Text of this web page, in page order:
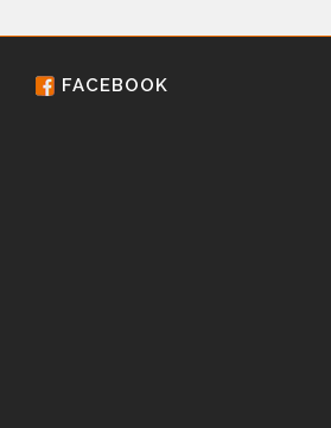
FACEBOOK